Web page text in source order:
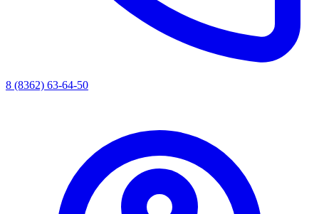
8 (8362) 63-64-50